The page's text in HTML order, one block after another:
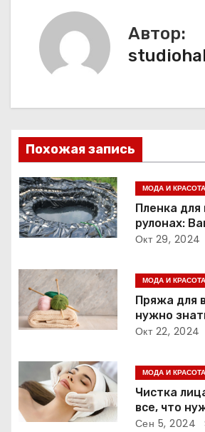
и
я
п
о
з
а
п
и
я
м
Автор:
Похожая запись
МОДА И КРАСОТА
Пленка
рулонах:
выбора и
Окт 29, 2024
МОДА И КРАСОТА
Пряжа для
нужно
Окт 22, 2024
МОДА И КРАСОТА
Чистка
все, что
Сен 5, 2024